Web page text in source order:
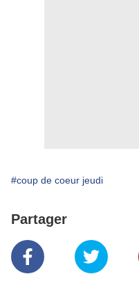
#coup de coeur jeudi
Partager